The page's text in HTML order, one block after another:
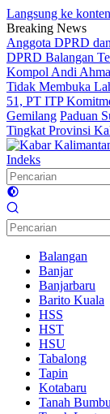
Langsung ke konten
Breaking News
Anggota DPRD
DPRD Balangan
Kompol Andi
Tidak Membuka
51, PT ITP
Gemilang Paduan
Tingkat Provinsi
Indeks
Balangan
Banjar
Banjarbaru
Barito Kuala
HSS
HST
HSU
Tabalong
Tapin
Kotabaru
Tanah Bumbu